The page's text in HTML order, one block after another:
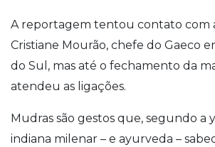
A reportagem tentou contato com
Cristiane Mourão, chefe do Gaeco
do Sul, mas até o fechamento da
atendeu as ligações.
Mudras são gestos que, segundo a
indiana milenar – e ayurveda –